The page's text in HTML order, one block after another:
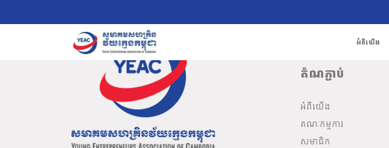
អំពីយើង
តំណភ្ជាប់
អំពីយើង
គណៈកម្មការ
សមាជិក